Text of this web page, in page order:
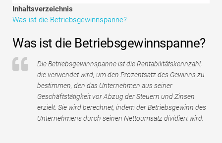
Tutorials zur Finanzmodellierung
Inhaltsverzeichnis
Was ist die Betriebsgewinnspanne?
Was ist die Betriebsgewinnspanne?
Die Betriebsgewinnspanne ist die Rentabilitätskennzahl,
die verwendet wird, um den Prozentsatz des Gewinns zu
bestimmen, den das Unternehmen aus seiner
Geschäftstätigkeit vor Abzug der Steuern und Zinsen
erzielt. Sie wird berechnet, indem der Betriebsgewinn des
Unternehmens durch seinen Nettoumsatz dividiert wird.